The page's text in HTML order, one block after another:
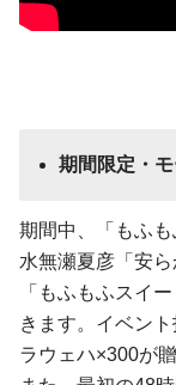
期間限定・
期間中、「もふも
水無瀬夏彦「安
「もふもふスイ
きます。イベン
ラウェハ×300が